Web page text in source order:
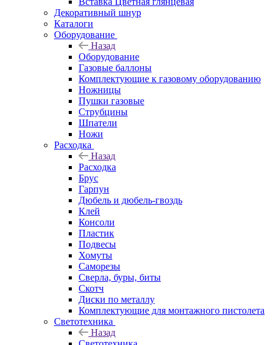
Декоративный шнур
Каталоги
Оборудование
Назад
Оборудование
Газовые баллоны
Комплектующие к газовому оборудованию
Ножницы
Пушки газовые
Струбцины
Шпатели
Ножи
Расходка
Назад
Расходка
Брус
Гарпун
Дюбель и дюбель-гвоздь
Клей
Консоли
Пластик
Подвесы
Хомуты
Саморезы
Сверла, буры, биты
Скотч
Диски по металлу
Комплектующие для монтажного пистолета
Светотехника
Назад